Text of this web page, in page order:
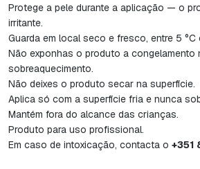
Protege a pele durante a aplicação — o
irritante.
Guarda em local seco e fresco, entre 5 °C
Não exponhas o produto a congelamento
sobreaquecimento.
Não deixes o produto secar na superfície.
Aplica só com a superfície fria e nunca
Mantém fora do alcance das crianças.
Produto para uso profissional.
Em caso de intoxicação, contacta o +351